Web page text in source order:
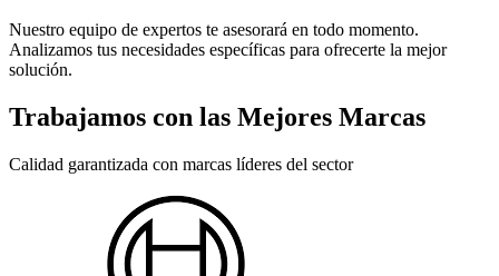
Nuestro equipo de expertos te asesorará en todo momento.
Analizamos tus necesidades específicas para ofrecerte la mejor
solución.
Trabajamos con las Mejores Marcas
Calidad garantizada con marcas líderes del sector